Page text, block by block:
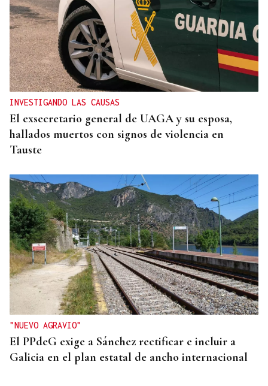
INVESTIGANDO LAS CAUSAS
El exsecretario general de UAGA y su esposa,
hallados muertos con signos de violencia en
Tauste
"NUEVO AGRAVIO"
El PPdeG exige a Sánchez rectificar e incluir a
Galicia en el plan estatal de ancho internacional